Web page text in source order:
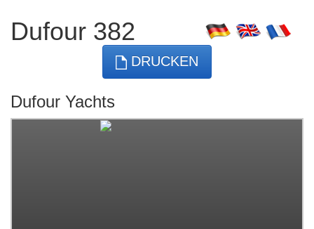
Dufour 382
DRUCKEN
Dufour Yachts